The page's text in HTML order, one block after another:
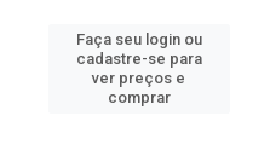
Faça seu login ou
cadastre-se para
ver preços e
comprar